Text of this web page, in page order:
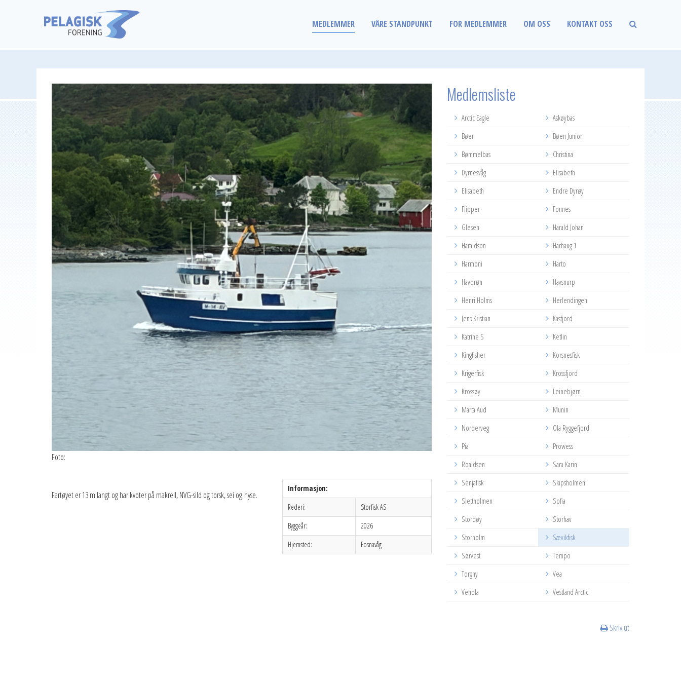
MEDLEMMER VÅRE STANDPUNKT FOR MEDLEMMER OM OSS KONTAKT OSS
Foto:
Fartøyet er 13 m langt og har kvoter på makrell, NVG-sild og torsk, sei og hyse.
Informasjon:
Rederi:
Storfisk AS
Byggeår:
2026
Hjemsted:
Fosnavåg
Medlemsliste
Arctic Eagle
Askøybas
Bøen
Bøen Junior
Bømmelbas
Christina
Dyrnesvåg
Elisabeth
Elisabeth
Endre Dyrøy
Flipper
Fonnes
Glesen
Harald Johan
Haraldson
Harhaug 1
Harmoni
Harto
Havdrøn
Havsnurp
Henri Holms
Herlendingen
Jens Kristian
Kasfjord
Katrine S
Ketlin
Kingfisher
Korsnesfisk
Krigerfisk
Krossfjord
Krossøy
Leinebjørn
Marta Aud
Munin
Norderveg
Ola Ryggefjord
Pia
Prowess
Roaldsen
Sara Karin
Senjafisk
Skipsholmen
Slettholmen
Sofia
Stordøy
Storhav
Storholm
Sævikfisk
Sørvest
Tempo
Torgny
Vea
Vendla
Vestland Arctic
Skriv ut